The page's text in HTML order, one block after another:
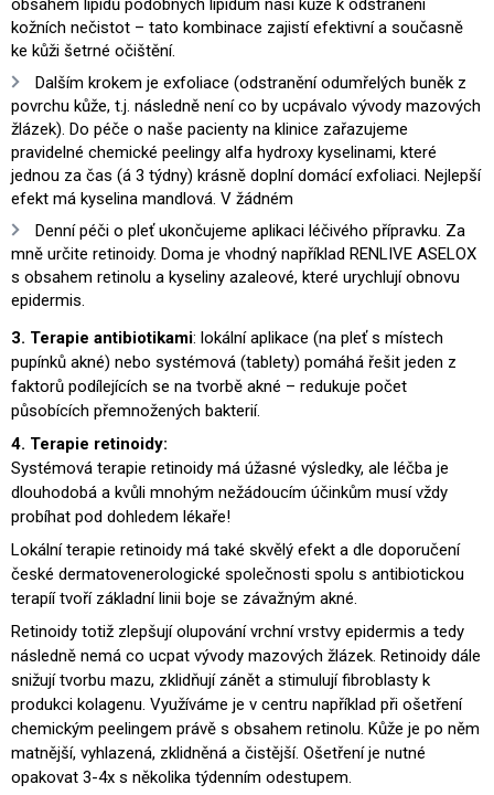
obsahem lipidů podobných lipidům naší kůže k odstranění
kožních nečistot – tato kombinace zajistí efektivní a současně
ke kůži šetrné očištění.
Dalším krokem je exfoliace (odstranění odumřelých buněk z
povrchu kůže, t.j. následně není co by ucpávalo vývody mazových
žlázek). Do péče o naše pacienty na klinice zařazujeme
pravidelné chemické peelingy alfa hydroxy kyselinami, které
jednou za čas (á 3 týdny) krásně doplní domácí exfoliaci. Nejlepší
efekt má kyselina mandlová. V žádném
Denní péči o pleť ukončujeme aplikaci léčivého přípravku. Za
mně určite retinoidy. Doma je vhodný například RENLIVE ASELOX
s obsahem retinolu a kyseliny azaleové, které urychlují obnovu
epidermis.
3. Terapie antibiotikami: lokální aplikace (na pleť s místech
pupínků akné) nebo systémová (tablety) pomáhá řešit jeden z
faktorů podílejících se na tvorbě akné – redukuje počet
působících přemnožených bakterií.
4. Terapie retinoidy:
Systémová terapie retinoidy má úžasné výsledky, ale léčba je
dlouhodobá a kvůli mnohým nežádoucím účinkům musí vždy
probíhat pod dohledem lékaře!
Lokální terapie retinoidy má také skvělý efekt a dle doporučení
české dermatovenerologické společnosti spolu s antibiotickou
terapíí tvoří základní linii boje se závažným akné.
Retinoidy totiž zlepšují olupování vrchní vrstvy epidermis a tedy
následně nemá co ucpat vývody mazových žlázek. Retinoidy dále
snižují tvorbu mazu, zklidňují zánět a stimulují fibroblasty k
produkci kolagenu. Využíváme je v centru například při ošetření
chemickým peelingem právě s obsahem retinolu. Kůže je po něm
matnější, vyhlazená, zklidněná a čistější. Ošetření je nutné
opakovat 3-4x s několika týdenním odestupem.